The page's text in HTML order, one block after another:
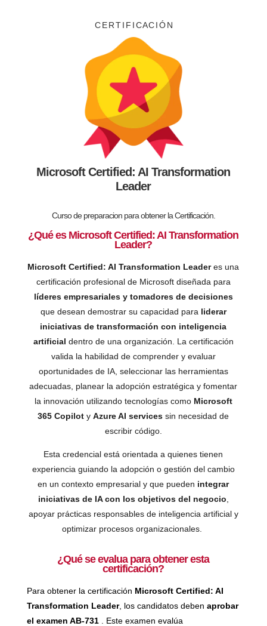
C E R T I F I C A C I Ó N
Microsoft Certified: AI Transformation
Leader
Curso de preparacion para obtener la Certificación.
¿Qué es Microsoft Certified: AI Transformation
Leader?
Microsoft Certified: AI Transformation Leaderes una
certificación profesional de Microsoft diseñada para
líderes empresariales y tomadores de decisiones
que desean demostrar su capacidad para liderar
iniciativas de transformación con inteligencia
artificial dentro de una organización. La certificación
valida la habilidad de comprender y evaluar
oportunidades de IA, seleccionar las herramientas
adecuadas, planear la adopción estratégica y fomentar
la innovación utilizando tecnologías como Microsoft
365 Copilot yAzure AI services sin necesidad de
escribir código.
Esta credencial está orientada a quienes tienen
experiencia guiando la adopción o gestión del cambio
en un contexto empresarial y que pueden integrar
iniciativas de IA con los objetivos del negocio,
apoyar prácticas responsables de inteligencia artificial y
optimizar procesos organizacionales.
¿Qué se evalua para obtener esta
certificación?
Para obtener la certificación Microsoft Certified: AI
Transformation Leader, los candidatos deben aprobar
el examen AB-731 . Este examen evalúa